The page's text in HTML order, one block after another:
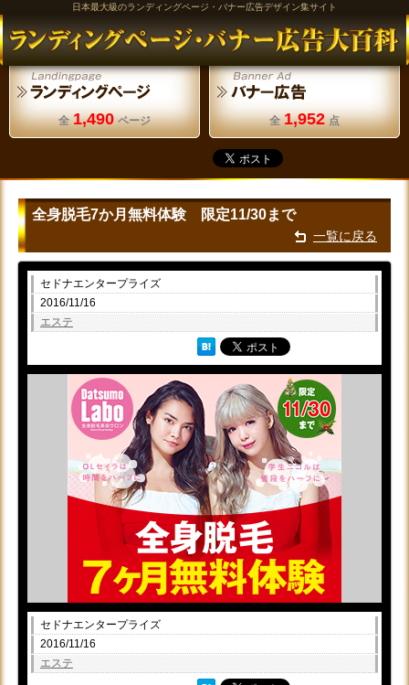
日本最大級のランディングページ・バナー広告デザイン集サイト
全 1,490 ページ 全 1,952 点
全身脱毛7か月無料体験 限定11/30まで
一覧に戻る
セドナエンタープライズ
2016/11/16
エステ
セドナエンタープライズ
2016/11/16
エステ